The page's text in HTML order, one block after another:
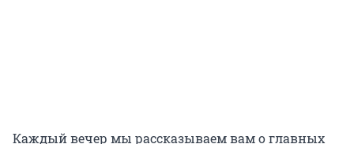
Каждый вечер мы рассказываем вам о главных